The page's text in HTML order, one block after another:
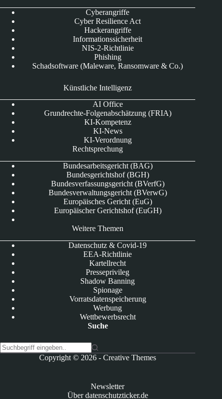
Cyberangriffe
Cyber Resilience Act
Hackerangriffe
Informationssicherheit
NIS-2-Richtlinie
Phishing
Schadsoftware (Maleware, Ransomware & Co.)
Künstliche Intelligenz
AI Office
Grundrechte-Folgenabschätzung (FRIA)
KI-Kompetenz
KI-News
KI-Verordnung
Rechtsprechung
Bundesarbeitsgericht (BAG)
Bundesgerichtshof (BGH)
Bundesverfassungsgericht (BVerfG)
Bundesverwaltungsgericht (BVerwG)
Europäisches Gericht (EuG)
Europäischer Gerichtshof (EuGH)
Weitere Themen
Datenschutz & Covid-19
EEA-Richtlinie
Kartellrecht
Presseprivileg
Shadow Banning
Spionage
Vorratsdatenspeicherung
Werbung
Wettbewerbsrecht
Suche
Copyright © 2026 -Creative Themes
Newsletter
Über datenschutzticker.de